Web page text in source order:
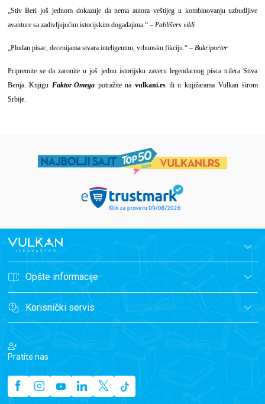
„Stiv Beri još jednom dokazuje da nema autora veštijeg u kombinovanju uzbudljive
avanture sa zadivljujućim istorijskim događajima.“ – Pablišers vikli
„Plodan pisac, decenijama stvara inteligentnu, vrhunsku fikciju.“ – Bukriporter
Pripremite se da zaronite u još jednu istorijsku zaveru legendarnog pisca trilera Stiva
Berija. Knjigu Faktor Omegapotražite navulkani.rs ili u knjižarama Vulkan širom
Srbije.
Opšte informacije
Korisnički servis
Pratite nas